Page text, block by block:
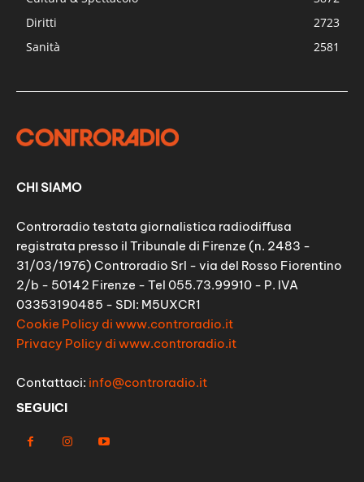
Diritti
2723
Sanità
2581
CHI SIAMO
Controradio testata giornalistica radiodiffusa
registrata presso il Tribunale di Firenze (n. 2483 -
31/03/1976) Controradio Srl - via del Rosso Fiorentino
2/b - 50142 Firenze - Tel 055.73.99910 - P. IVA
03353190485 - SDI: M5UXCR1
Cookie Policy di www.controradio.it
Privacy Policy di www.controradio.it
Contattaci: info@controradio.it
SEGUICI